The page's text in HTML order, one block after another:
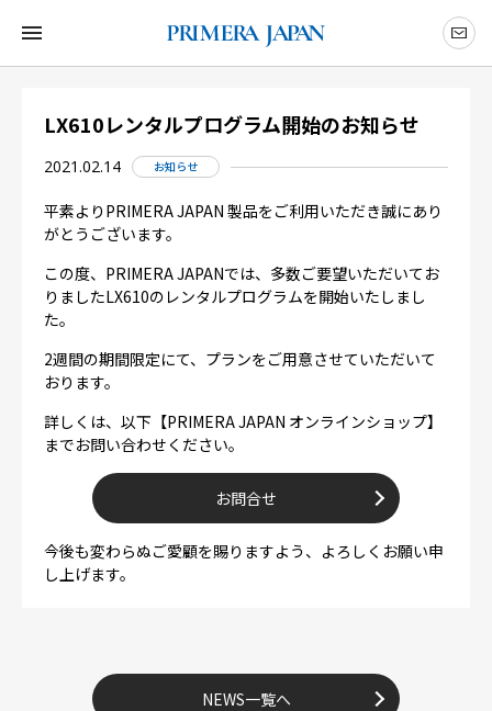
LX610レンタルプログラム開始のお知らせ
2021.02.14 お知らせ
平素よりPRIMERA JAPAN 製品をご利用いただき誠にあり
がとうございます。
この度、PRIMERA JAPANでは、多数ご要望いただいてお
りましたLX610のレンタルプログラムを開始いたしまし
た。
2週間の期間限定にて、プランをご用意させていただいて
おります。
詳しくは、以下【PRIMERA JAPAN オンラインショップ】
までお問い合わせください。
お問合せ
今後も変わらぬご愛顧を賜りますよう、よろしくお願い申
し上げます。
NEWS一覧へ